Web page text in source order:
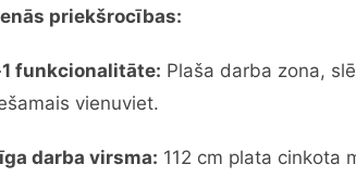
priekšrocības:
funkcionalitāte: Plaša darba zona,
vienuviet.
darba virsma: 112 cm plata cinkota